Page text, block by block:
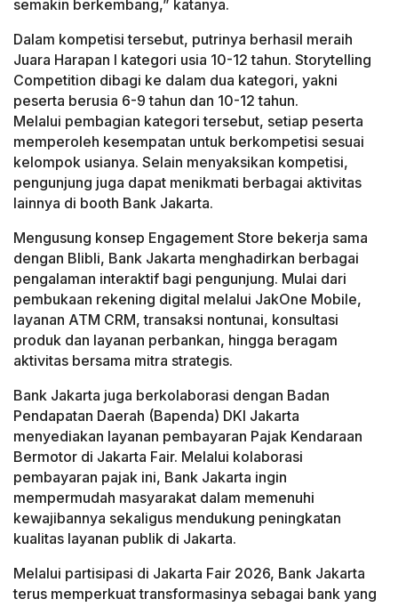
semakin berkembang,” katanya.
Dalam kompetisi tersebut, putrinya berhasil meraih
Juara Harapan I kategori usia 10-12 tahun. Storytelling
Competition dibagi ke dalam dua kategori, yakni
peserta berusia 6-9 tahun dan 10-12 tahun.
Melalui pembagian kategori tersebut, setiap peserta
memperoleh kesempatan untuk berkompetisi sesuai
kelompok usianya. Selain menyaksikan kompetisi,
pengunjung juga dapat menikmati berbagai aktivitas
lainnya di booth Bank Jakarta.
Mengusung konsep Engagement Store bekerja sama
dengan Blibli, Bank Jakarta menghadirkan berbagai
pengalaman interaktif bagi pengunjung. Mulai dari
pembukaan rekening digital melalui JakOne Mobile,
layanan ATM CRM, transaksi nontunai, konsultasi
produk dan layanan perbankan, hingga beragam
aktivitas bersama mitra strategis.
Bank Jakarta juga berkolaborasi dengan Badan
Pendapatan Daerah (Bapenda) DKI Jakarta
menyediakan layanan pembayaran Pajak Kendaraan
Bermotor di Jakarta Fair. Melalui kolaborasi
pembayaran pajak ini, Bank Jakarta ingin
mempermudah masyarakat dalam memenuhi
kewajibannya sekaligus mendukung peningkatan
kualitas layanan publik di Jakarta.
Melalui partisipasi di Jakarta Fair 2026, Bank Jakarta
terus memperkuat transformasinya sebagai bank yang